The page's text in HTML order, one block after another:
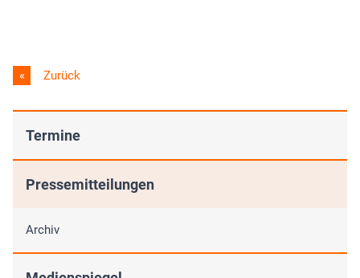
Zurück
Termine
Pressemitteilungen
Archiv